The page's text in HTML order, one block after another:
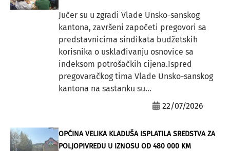
Jučer su u zgradi Vlade Unsko-sanskog
kantona, završeni započeti pregovori sa
predstavnicima sindikata budžetskih
korisnika o usklađivanju osnovice sa
indeksom potrošačkih cijena.Ispred
pregovaračkog tima Vlade Unsko-sanskog
kantona na sastanku su...
22/07/2026
OPĆINA VELIKA KLADUŠA ISPLATILA SREDSTVA ZA
POLJOPIVREDU U IZNOSU OD 480 000 KM